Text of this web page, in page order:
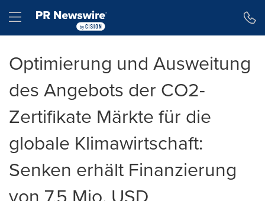
Hamburger menu
Optimierung und Ausweitung
des Angebots der CO2-
Zertifikate Märkte für die
globale Klimawirtschaft:
Senken erhält Finanzierung